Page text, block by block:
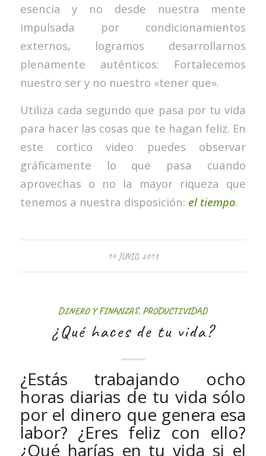
esencia y no desde nuestra mente
impulsada por condicionamientos
externos, logramos desarrollarnos
plenamente auténticos: Fortalecemos
nuestro ser y no nuestro «tener que».
Utiliza cada segundo que pasa por tu vida
para hacer las cosas que te hagan feliz. En
este cortico video puedes observar
gráficamente lo que pasa cuando
aprovechas o no la mayor riqueza que
tenemos a nuestra disposición: el tiempo.
14 JUNIO, 2013
DINERO Y FINANZAS, PRODUCTIVIDAD
¿Qué haces de tu vida?
¿Estás trabajando ocho
horas diarias de tu vida sólo
por el dinero que genera esa
labor? ¿Eres feliz con ello?
¿Qué harías en tu vida si el